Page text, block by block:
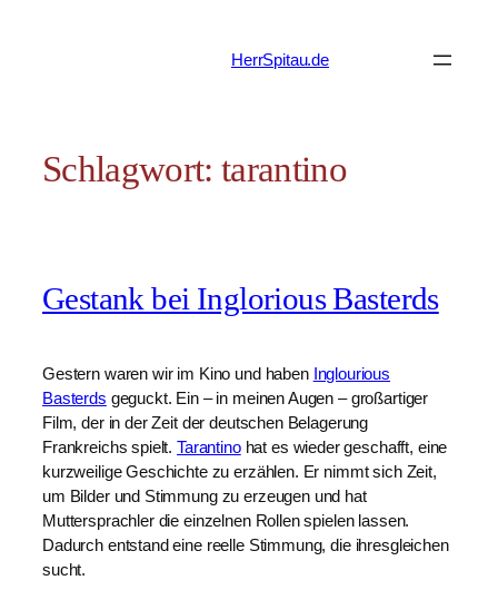
HerrSpitau.de
Schlagwort:tarantino
Gestank bei Inglorious Basterds
Gestern waren wir im Kino und haben Inglourious
Basterds geguckt. Ein – in meinen Augen – großartiger
Film, der in der Zeit der deutschen Belagerung
Frankreichs spielt.Tarantinohat es wieder geschafft, eine
kurzweilige Geschichte zu erzählen. Er nimmt sich Zeit,
um Bilder und Stimmung zu erzeugen und hat
Muttersprachler die einzelnen Rollen spielen lassen.
Dadurch entstand eine reelle Stimmung, die ihresgleichen
sucht.